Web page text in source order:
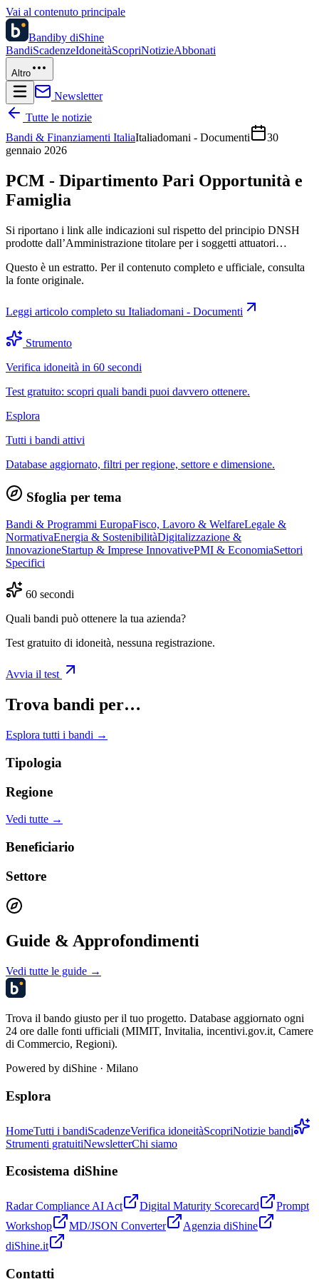
Vai al contenuto principale
Bandiby diShine
BandiScadenzeIdoneitàScopriNotizieAbbonati
Altro
Newsletter
Tutte le notizie
Bandi & Finanziamenti ItaliaItaliadomani - Documenti
30
gennaio 2026
PCM - Dipartimento Pari Opportunità e
Famiglia
Si riportano i link alle indicazioni sul rispetto del principio DNSH
prodotte dall’Amministrazione titolare per i soggetti attuatori…
Questo è un estratto. Per il contenuto completo e ufficiale, consulta
la fonte originale.
Leggi articolo completo su Italiadomani - Documenti
Strumento
Verifica idoneità in 60 secondi
Test gratuito: scopri quali bandi puoi davvero ottenere.
Esplora
Tutti i bandi attivi
Database aggiornato, filtri per regione, settore e dimensione.
Sfoglia per tema
Bandi & Programmi EuropaFisco, Lavoro & WelfareLegale &
NormativaEnergia & SostenibilitàDigitalizzazione &
InnovazioneStartup & Imprese InnovativePMI & EconomiaSettori
Specifici
60 secondi
Quali bandi può ottenere la tua azienda?
Test gratuito di idoneità, nessuna registrazione.
Avvia il test
Trova bandi per…
Esplora tutti i bandi →
Tipologia
Regione
Vedi tutte →
Beneficiario
Settore
Guide & Approfondimenti
Vedi tutte le guide →
Trova il bando giusto per il tuo progetto. Database aggiornato ogni
24 ore dalle fonti ufficiali (MIMIT, Invitalia, incentivi.gov.it, Camere
di Commercio, Regioni).
Powered by diShine · Milano
Esplora
HomeTutti i bandiScadenzeVerifica idoneitàScopriNotizie bandi
Strumenti gratuitiNewsletterChi siamo
Ecosistema diShine
Radar Compliance AI Act Digital Maturity Scorecard
Prompt
Workshop
MD/JSON Converter
Agenzia diShine
diShine.it
Contatti